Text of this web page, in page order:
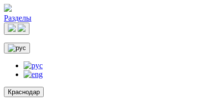
Разделы
Краснодар